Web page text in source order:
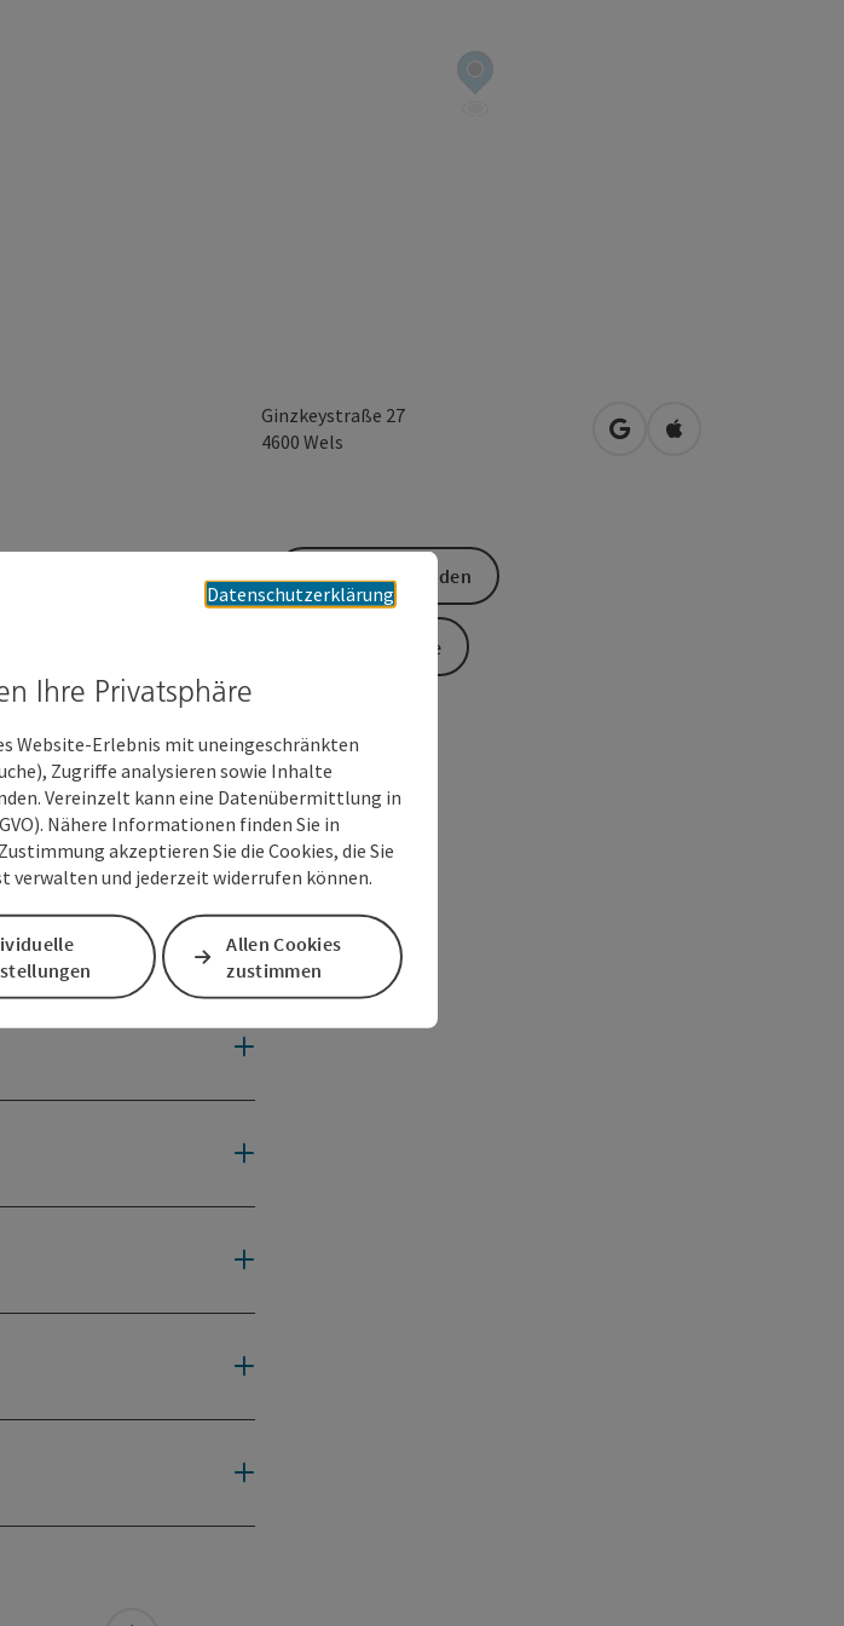
Ginzkeystraße 27
4600 Wels in Google Maps öffnen
in Apple Maps
Weiblichkeit - in 12
für Frauen, die
gut kombinierbar
wirkungsvoll ergänzt.
Anfrage senden
Zur Website
Datenschutzerklärung
Ihre Privatsphäre
Website-Erlebnis mit uneingeschränkten
Zugriffe analysieren sowie Inhalte
Vereinzelt kann eine Datenübermittlung in
Nähere Informationen finden Sie in
akzeptieren Sie die Cookies, die Sie
verwalten und jederzeit widerrufen können.
Allen Cookies
zustimmen